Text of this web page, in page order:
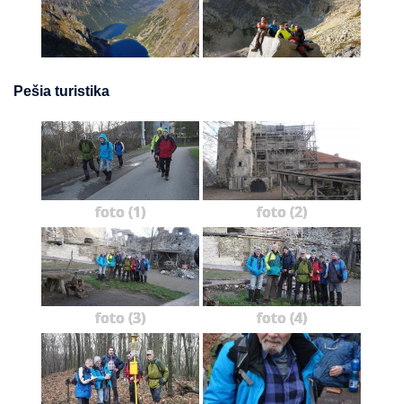
Pešia turistika
foto (1) foto (2)
foto (3) foto (4)